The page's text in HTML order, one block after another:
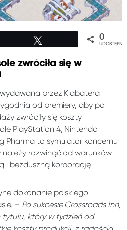
0
zwróciła się w
przez Klabatera
od premiery, aby po
zwróciły się koszty
PlayStation 4, Nintendo
Pharma to symulator koncernu
rozwinąć od warunków
i bezduszną korporację.
dokonanie polskiego
– Po sukcesie Crossroads Inn,
który w tydzień od